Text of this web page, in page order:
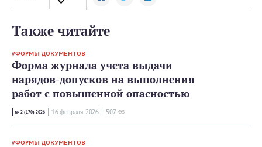
Также читайте
ФОРМЫ ДОКУМЕНТОВ
Форма журнала учета выдачи
нарядов-допусков на выполнения
работ с повышенной опасностью
№ 2 (170) 2026 16 февраля 2026 507
ФОРМЫ ДОКУМЕНТОВ